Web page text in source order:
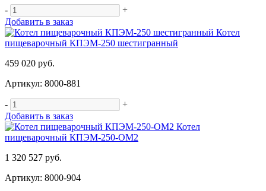
-
+
Добавить в заказ
Котел
пищеварочный КПЭМ-250 шестигранный
459 020 руб.
Артикул: 8000-881
-
+
Добавить в заказ
Котел
пищеварочный КПЭМ-250-ОМ2
1 320 527 руб.
Артикул: 8000-904